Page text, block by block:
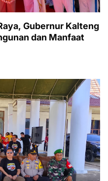
Gubernur Kalteng
dan Manfaat